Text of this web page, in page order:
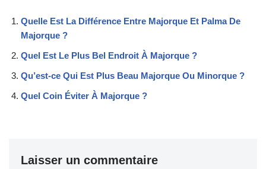
Quelle Est La Différence Entre Majorque Et Palma De
Majorque ?
Quel Est Le Plus Bel Endroit À Majorque ?
Qu’est-ce Qui Est Plus Beau Majorque Ou Minorque ?
Quel Coin Éviter À Majorque ?
Laisser un commentaire